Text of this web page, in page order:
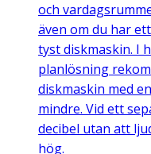
och
även om du har
tyst diskmaskin. I
planlösning
diskmaskin med
mindre. Vid ett
decibel utan att
hög.